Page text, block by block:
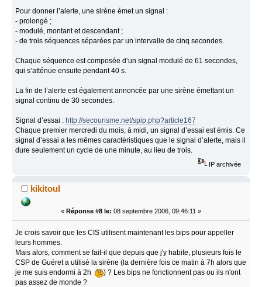
Pour donner l’alerte, une sirène émet un signal :
- prolongé ;
- modulé, montant et descendant ;
- de trois séquences séparées par un intervalle de cinq secondes.
Chaque séquence est composée d’un signal modulé de 61 secondes,
qui s’atténue ensuite pendant 40 s.
La fin de l’alerte est également annoncée par une sirène émettant un
signal continu de 30 secondes.
Signal d’essai :http://secourisme.net/spip.php?article167
Chaque premier mercredi du mois, à midi, un signal d’essai est émis. Ce
signal d’essai a les mêmes caractéristiques que le signal d’alerte, mais il
dure seulement un cycle de une minute, au lieu de trois.
IP archivée
kikitoul
« Réponse #8 le: 08 septembre 2006, 09:46:11 »
Je crois savoir que les CIS utilisent maintenant les bips pour appeller
leurs hommes.
Mais alors, comment se fait-il que depuis que j'y habite, plusieurs fois le
CSP de Guéret a utilisé la sirène (la dernière fois ce matin à 7h alors que
je me suis endormi à 2h
) ? Les bips ne fonctionnent pas ou ils n'ont
pas assez de monde ?